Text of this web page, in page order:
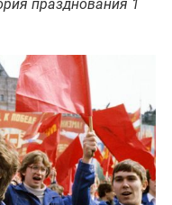
празднования 1